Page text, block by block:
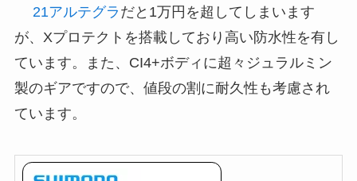
21アルテグラ だと1万円を超してしまいます
が、Xプロテクトを搭載しており高い防水性を有し
ています。また、CI4+ボディに超々ジュラルミン
製のギアですので、値段の割に耐久性も考慮され
ています。